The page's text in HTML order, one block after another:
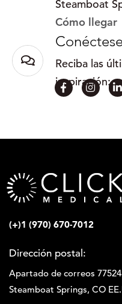
Steamboat
Cómo llegar
Reciba las
inspiración:
(+)1 (970) 670-7012
Dirección postal:
Apartado de correos
Steamboat Springs, CO